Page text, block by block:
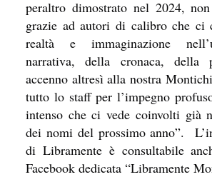
peraltro dimostrato nel 2024,
grazie ad autori di calibro che ci
realtà e immaginazione
narrativa, della cronaca, della
accenno altresì alla nostra
tutto lo staff per l’impegno
intenso che ci vede coinvolti già
dei nomi del prossimo anno”.
di Libramente è consultabile
Facebook dedicata “Libramente